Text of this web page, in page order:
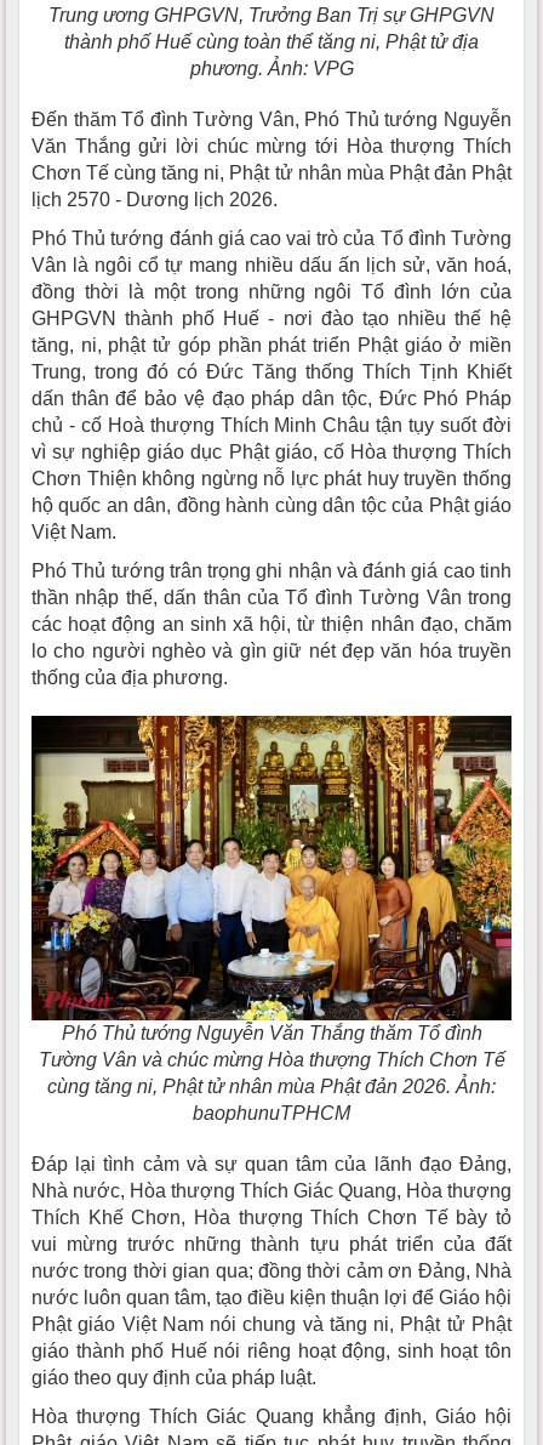
Trung ương GHPGVN, Trưởng Ban Trị sự GHPGVN
thành phố Huế cùng toàn thể tăng ni, Phật tử địa
phương. Ảnh: VPG
Đến thăm Tổ đình Tường Vân, Phó Thủ tướng Nguyễn
Văn Thắng gửi lời chúc mừng tới Hòa thượng Thích
Chơn Tế cùng tăng ni, Phật tử nhân mùa Phật đản Phật
lịch 2570 - Dương lịch 2026.
Phó Thủ tướng đánh giá cao vai trò của Tổ đình Tường
Vân là ngôi cổ tự mang nhiều dấu ấn lịch sử, văn hoá,
đồng thời là một trong những ngôi Tổ đình lớn của
GHPGVN thành phố Huế - nơi đào tạo nhiều thế hệ
tăng, ni, phật tử góp phần phát triển Phật giáo ở miền
Trung, trong đó có Đức Tăng thống Thích Tịnh Khiết
dấn thân để bảo vệ đạo pháp dân tộc, Đức Phó Pháp
chủ - cố Hoà thượng Thích Minh Châu tận tụy suốt đời
vì sự nghiệp giáo dục Phật giáo, cố Hòa thượng Thích
Chơn Thiện không ngừng nỗ lực phát huy truyền thống
hộ quốc an dân, đồng hành cùng dân tộc của Phật giáo
Việt Nam.
Phó Thủ tướng trân trọng ghi nhận và đánh giá cao tinh
thần nhập thế, dấn thân của Tổ đình Tường Vân trong
các hoạt động an sinh xã hội, từ thiện nhân đạo, chăm
lo cho người nghèo và gìn giữ nét đẹp văn hóa truyền
thống của địa phương.
Phó Thủ tướng Nguyễn Văn Thắng thăm Tổ đình
Tường Vân và chúc mừng Hòa thượng Thích Chơn Tế
cùng tăng ni, Phật tử nhân mùa Phật đản 2026. Ảnh:
baophunuTPHCM
Đáp lại tình cảm và sự quan tâm của lãnh đạo Đảng,
Nhà nước, Hòa thượng Thích Giác Quang, Hòa thượng
Thích Khế Chơn, Hòa thượng Thích Chơn Tế bày tỏ
vui mừng trước những thành tựu phát triển của đất
nước trong thời gian qua; đồng thời cảm ơn Đảng, Nhà
nước luôn quan tâm, tạo điều kiện thuận lợi để Giáo hội
Phật giáo Việt Nam nói chung và tăng ni, Phật tử Phật
giáo thành phố Huế nói riêng hoạt động, sinh hoạt tôn
giáo theo quy định của pháp luật.
Hòa thượng Thích Giác Quang khẳng định, Giáo hội